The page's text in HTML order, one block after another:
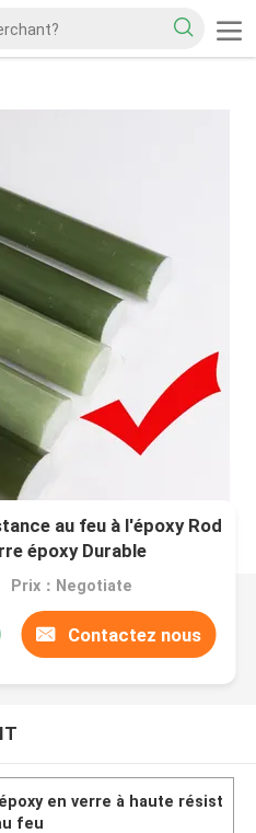
au feu à l'époxy Rod
époxy Durable
Prix：Negotiate
Contactez nous
en verre à haute résist
feu